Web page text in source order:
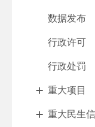
数据发布
行政许可
行政处罚
重大项目
重大民生